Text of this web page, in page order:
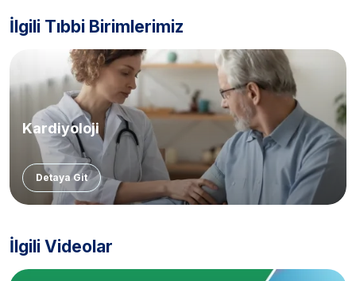
İlgili Tıbbi Birimlerimiz
Kardiyoloji
Detaya Git
İlgili Videolar